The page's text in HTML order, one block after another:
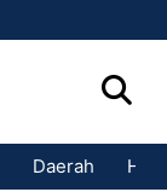
Daerah